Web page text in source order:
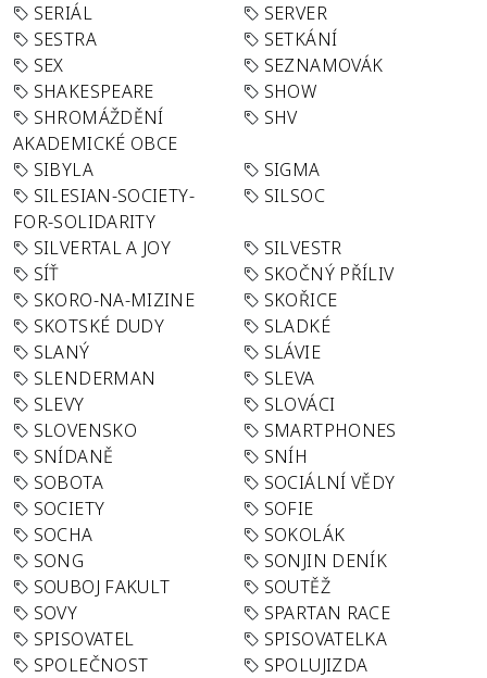
SERIÁL
SERVER
SESTRA
SETKÁNÍ
SEX
SEZNAMOVÁK
SHAKESPEARE
SHOW
SHROMÁŽDĚNÍ
AKADEMICKÉ OBCE
SHV
SIBYLA
SIGMA
SILESIAN-SOCIETY-
FOR-SOLIDARITY
SILSOC
SILVERTAL A JOY
SILVESTR
SÍŤ
SKOČNÝ PŘÍLIV
SKORO-NA-MIZINE
SKOŘICE
SKOTSKÉ DUDY
SLADKÉ
SLANÝ
SLÁVIE
SLENDERMAN
SLEVA
SLEVY
SLOVÁCI
SLOVENSKO
SMARTPHONES
SNÍDANĚ
SNÍH
SOBOTA
SOCIÁLNÍ VĚDY
SOCIETY
SOFIE
SOCHA
SOKOLÁK
SONG
SONJIN DENÍK
SOUBOJ FAKULT
SOUTĚŽ
SOVY
SPARTAN RACE
SPISOVATEL
SPISOVATELKA
SPOLEČNOST
SPOLUJIZDA